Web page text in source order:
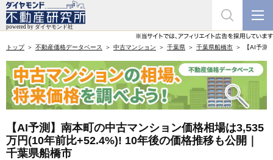
トップ 不動産価格データベース 中古マンション 千葉県 千葉県船橋市 【AI予測
【AI予測】南本町の中古マンション価格相場は3,535
万円(10年前比+52.4%)! 10年後の価格推移も公開｜
千葉県船橋市